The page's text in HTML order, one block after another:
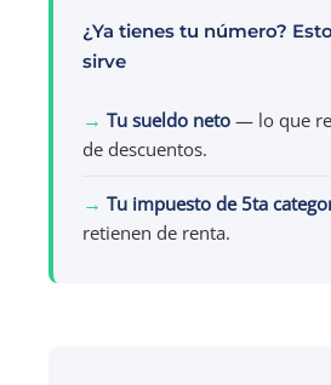
¿Ya tienes tu número?
sirve
→ Tu sueldo neto — lo que
de descuentos.
→ Tu impuesto de 5ta
retienen de renta.